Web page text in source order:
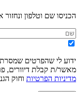
הכניסו שם וטלפון
ידוע לי שהפרטים שמסרתי
מאשר/ת קבלת דיוורים,
מדיניות הפרטיות וחוק